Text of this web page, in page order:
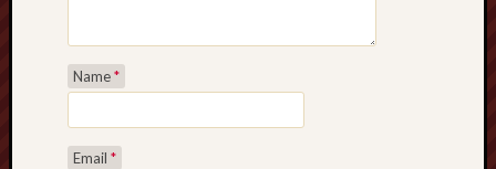
Name*
Email *